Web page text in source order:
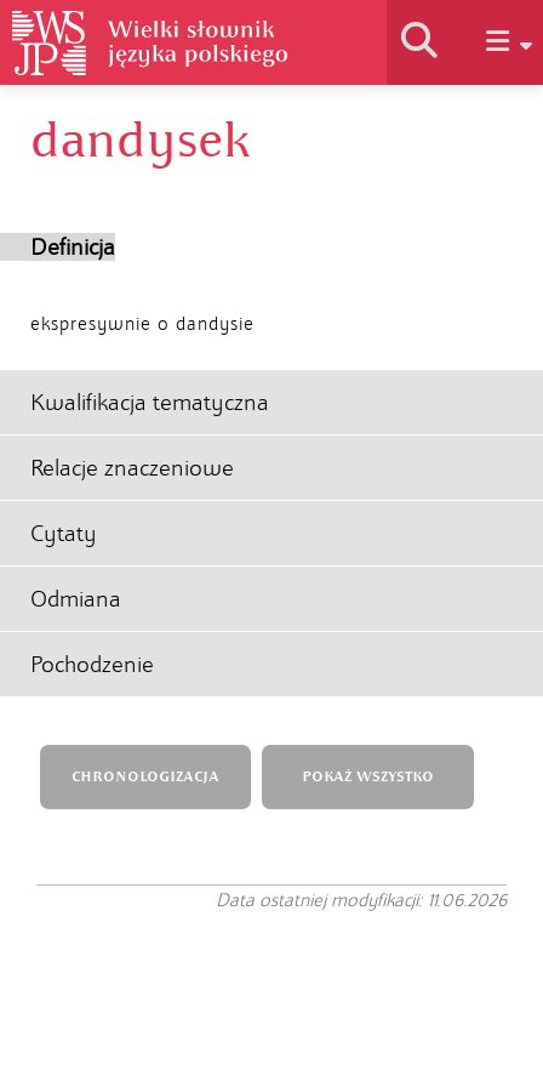
Historia słownika
dandysek
Definicja
ekspresywnie o dandysie
Kwalifikacja tematyczna
Relacje znaczeniowe
Cytaty
Odmiana
Pochodzenie
CHRONOLOGIZACJA POKAŻ WSZYSTKO
Data ostatniej modyfikacji: 11.06.2026